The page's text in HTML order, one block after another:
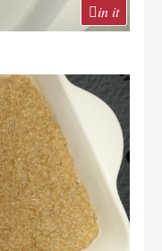
in it